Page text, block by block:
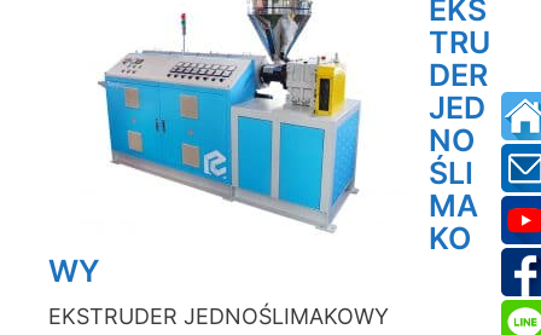
EKS
TRU
DER
JED
NO
ŚLI
MA
KO
WY
EKSTRUDER JEDNOŚLIMAKOWY